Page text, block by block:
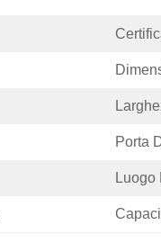
Porta
Luogo